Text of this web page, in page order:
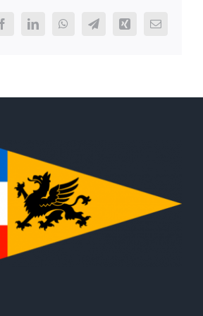
FacebookLinkedInWhatsAppTelegramXing
E-